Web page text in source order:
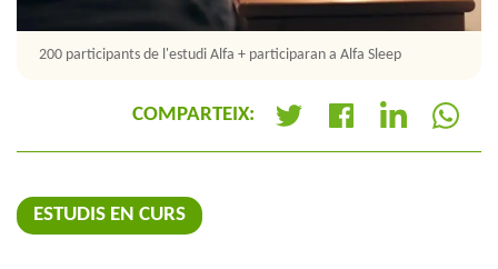
200 participants de l'estudi Alfa + participaran a Alfa Sleep
COMPARTEIX:
ESTUDIS EN CURS